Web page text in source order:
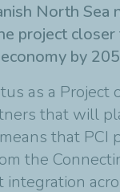
North Sea
project
by
as a Project
that will
that
the